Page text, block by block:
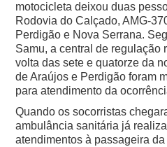
motocicleta deixou duas
Rodovia do Calçado, AMG-
Perdigão e Nova Serrana.
Samu, a central de regulação
volta das sete e quatorze da
de Araújos e Perdigão foram
para atendimento da
Quando os socorristas
ambulância sanitária já
atendimentos à passageira